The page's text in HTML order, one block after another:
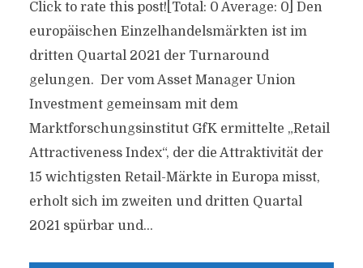
Click to rate this post![Total: 0 Average: 0] Den
europäischen Einzelhandelsmärkten ist im
dritten Quartal 2021 der Turnaround
gelungen. Der vom Asset Manager Union
Investment gemeinsam mit dem
Marktforschungsinstitut GfK ermittelte „Retail
Attractiveness Index“, der die Attraktivität der
15 wichtigsten Retail-Märkte in Europa misst,
erholt sich im zweiten und dritten Quartal
2021 spürbar und...